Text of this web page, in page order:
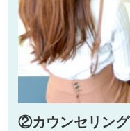
②カウンセリング